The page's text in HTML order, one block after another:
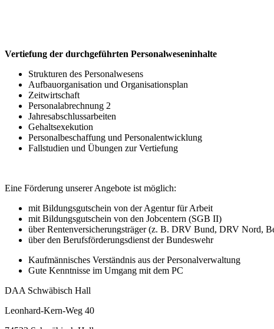
Vertiefung der durchgeführten Personalweseninhalte
Strukturen des Personalwesens
Aufbauorganisation und Organisationsplan
Zeitwirtschaft
Personalabrechnung 2
Jahresabschlussarbeiten
Gehaltsexekution
Personalbeschaffung und Personalentwicklung
Fallstudien und Übungen zur Vertiefung
Eine Förderung unserer Angebote ist möglich:
mit Bildungsgutschein von der Agentur für Arbeit
mit Bildungsgutschein von den Jobcentern (SGB II)
über Rentenversicherungsträger (z. B. DRV Bund, DRV Nord,
über den Berufsförderungsdienst der Bundeswehr
Kaufmännisches Verständnis aus der Personalverwaltung
Gute Kenntnisse im Umgang mit dem PC
DAA Schwäbisch Hall
Leonhard-Kern-Weg 40